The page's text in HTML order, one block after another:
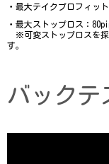
・最大テイクプロフィッ
・最大ストップロス：
※可変ストップロスを採
す。
バックテ